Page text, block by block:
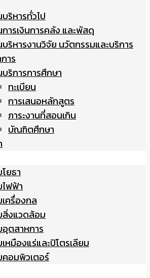
ริหารทั่วไป
การเงินการคลัง และพัสดุ
ริหารงานวิจัย นวัตกรรมและบริการ
าร
ริการการศึกษา
ทะเบียน
การเสนอหลักสูตร
ภาระงานที่สอนเกิน
บัณฑิตศึกษา
ยธา
ฟฟ้า
ครื่องกล
สิ่งแวดล้อม
ตสาหการ
หมืองแร่และปิโตรเลียม
คอมพิวเตอร์